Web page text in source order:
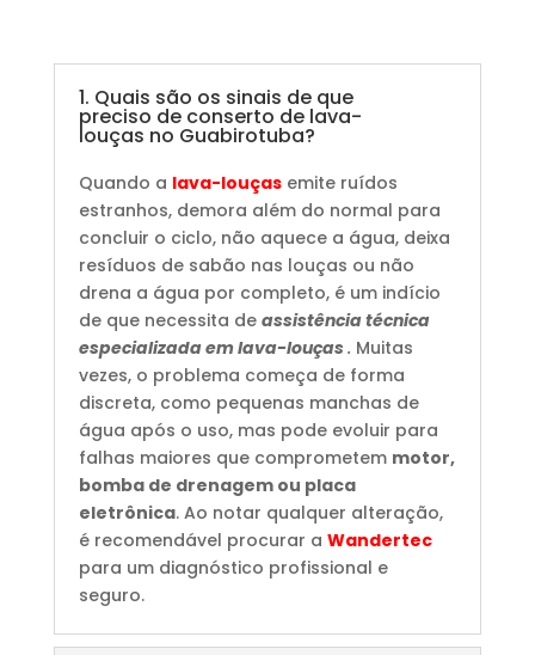
1. Quais são os sinais de que
preciso de conserto de lava-
louças no Guabirotuba?
Quando a lava-louçasemite ruídos
estranhos, demora além do normal para
concluir o ciclo, não aquece a água, deixa
resíduos de sabão nas louças ou não
drena a água por completo, é um indício
de que necessita de assistência técnica
especializada em lava-louças . Muitas
vezes, o problema começa de forma
discreta, como pequenas manchas de
água após o uso, mas pode evoluir para
falhas maiores que comprometem motor,
bomba de drenagem ou placa
eletrônica. Ao notar qualquer alteração,
é recomendável procurar a Wandertec
para um diagnóstico profissional e
seguro.